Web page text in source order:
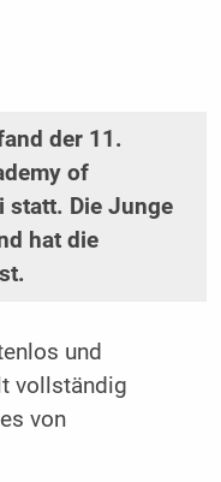
der 11.
of
statt. Die Junge
hat die
und
vollständig
von